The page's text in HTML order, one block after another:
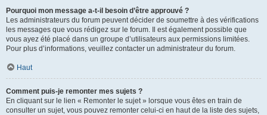
Pourquoi mon message a-t-il besoin d’être approuvé ?
Les administrateurs du forum peuvent décider de soumettre à des vérifications
les messages que vous rédigez sur le forum. Il est également possible que
vous ayez été placé dans un groupe d’utilisateurs aux permissions limitées.
Pour plus d’informations, veuillez contacter un administrateur du forum.
Haut
Comment puis-je remonter mes sujets ?
En cliquant sur le lien « Remonter le sujet » lorsque vous êtes en train de
consulter un sujet, vous pouvez remonter celui-ci en haut de la liste des sujets,